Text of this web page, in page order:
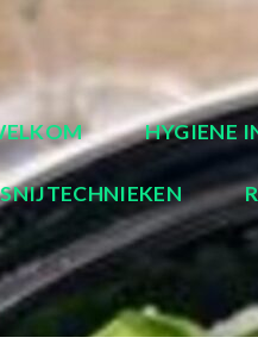
HYGIENE
SNIJTECHNIEKEN